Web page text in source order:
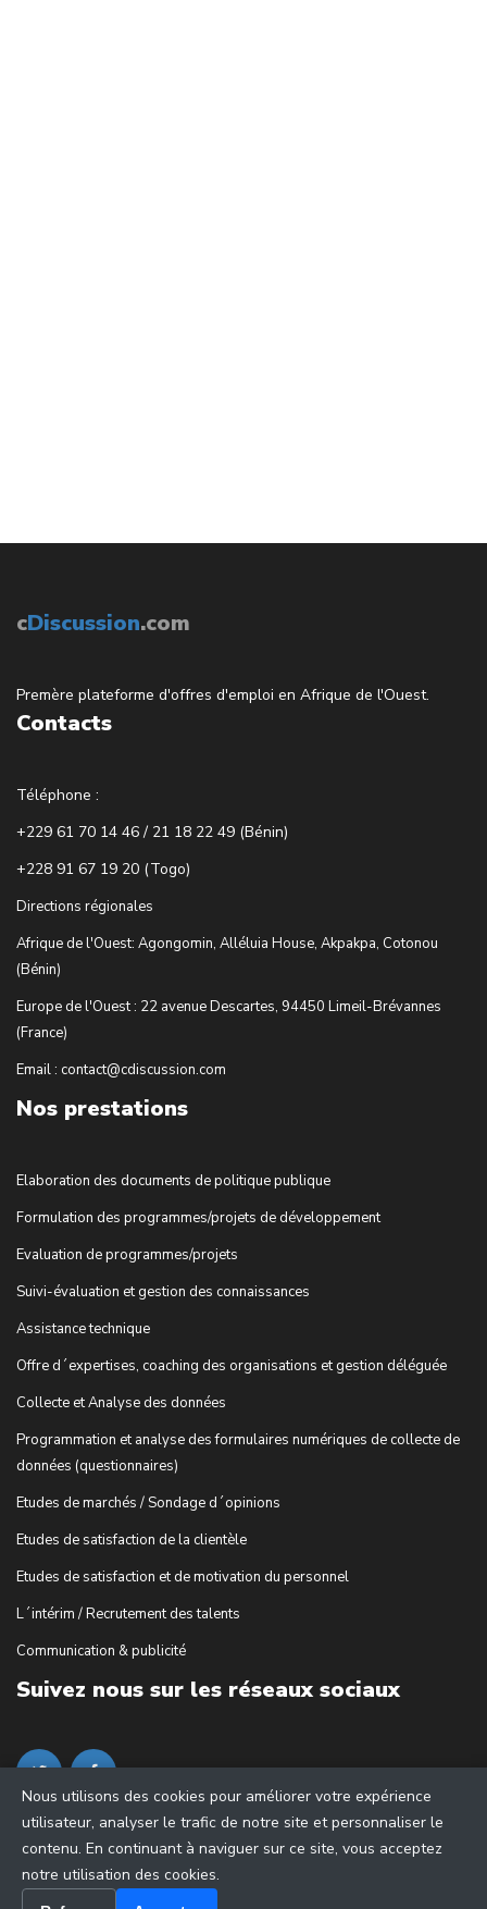
cDiscussion.com
Premère plateforme d'offres d'emploi en Afrique de l'Ouest.
Contacts
Téléphone :
+229 61 70 14 46 / 21 18 22 49 (Bénin)
+228 91 67 19 20 (Togo)
Directions régionales
Afrique de l'Ouest: Agongomin, Alléluia House, Akpakpa, Cotonou
(Bénin)
Europe de l'Ouest : 22 avenue Descartes, 94450 Limeil-Brévannes
(France)
Email : contact@cdiscussion.com
Nos prestations
Elaboration des documents de politique publique
Formulation des programmes/projets de développement
Evaluation de programmes/projets
Suivi-évaluation et gestion des connaissances
Assistance technique
Offre d´expertises, coaching des organisations et gestion déléguée
Collecte et Analyse des données
Programmation et analyse des formulaires numériques de collecte de
données (questionnaires)
Etudes de marchés / Sondage d´opinions
Etudes de satisfaction de la clientèle
Etudes de satisfaction et de motivation du personnel
L´intérim / Recrutement des talents
Communication & publicité
Suivez nous sur les réseaux sociaux
Nous utilisons des cookies pour améliorer votre expérience
utilisateur, analyser le trafic de notre site et personnaliser le
contenu. En continuant à naviguer sur ce site, vous acceptez
notre utilisation des cookies.